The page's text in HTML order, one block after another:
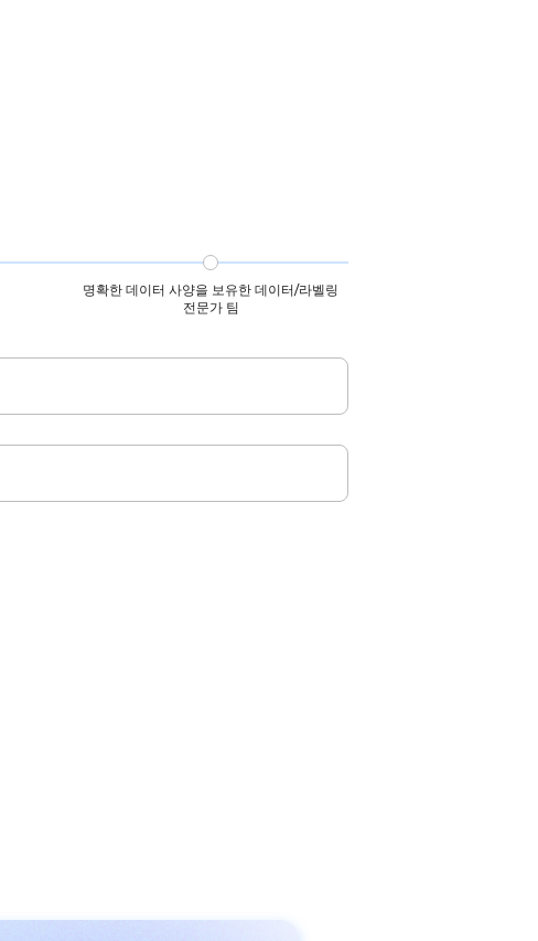
명확한 데이터 사양을 보유한 데이터/라벨링
전문가 팀